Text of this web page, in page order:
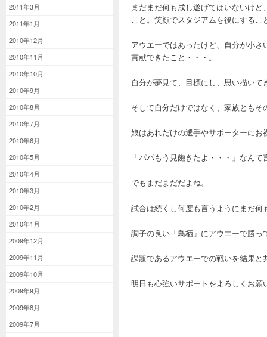
2011年3月
2011年1月
2010年12月
2010年11月
2010年10月
2010年9月
2010年8月
2010年7月
2010年6月
2010年5月
2010年4月
2010年3月
2010年2月
2010年1月
2009年12月
2009年11月
2009年10月
2009年9月
2009年8月
2009年7月
まだまだ何も成し遂げてはいないけ
こと。笑顔でスタジアムを後にする
アウエーではあったけど、自分が小
貢献できたこと・・・。
自分が夢見て、目標にし、思い描い
そして自分だけではなく、家族とも
娘はあれだけの選手やサポーターに
「パパもう見飽きたよ・・・」なん
でもまだまだだよね。
試合は続くし何度も言うようにまだ
調子の良い「鳥栖」にアウエーで勝
課題であるアウエーでの戦いを結果
明日も心強いサポートをよろしくお願